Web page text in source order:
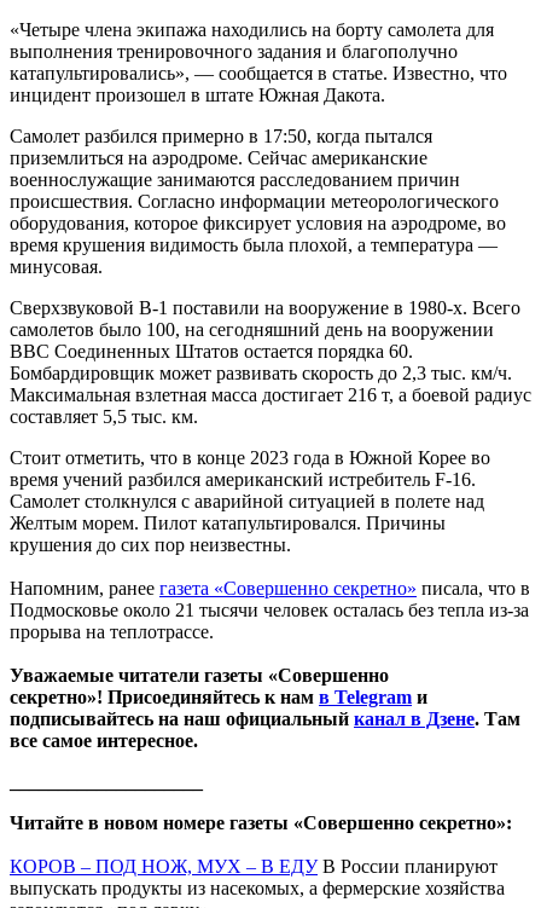
«Четыре члена экипажа находились на борту самолета для
выполнения тренировочного задания и благополучно
катапультировались», — сообщается в статье. Известно, что
инцидент произошел в штате Южная Дакота.
Самолет разбился примерно в 17:50, когда пытался
приземлиться на аэродроме. Сейчас американские
военнослужащие занимаются расследованием причин
происшествия. Согласно информации метеорологического
оборудования, которое фиксирует условия на аэродроме, во
время крушения видимость была плохой, а температура —
минусовая.
Сверхзвуковой B-1 поставили на вооружение в 1980-х. Всего
самолетов было 100, на сегодняшний день на вооружении
ВВС Соединенных Штатов остается порядка 60.
Бомбардировщик может развивать скорость до 2,3 тыс. км/ч.
Максимальная взлетная масса достигает 216 т, а боевой радиус
составляет 5,5 тыс. км.
Стоит отметить, что в конце 2023 года в Южной Корее во
время учений разбился американский истребитель F-16.
Самолет столкнулся с аварийной ситуацией в полете над
Желтым морем. Пилот катапультировался. Причины
крушения до сих пор неизвестны.
Напомним, ранее газета «Совершенно секретно» писала, что в
Подмосковье около 21 тысячи человек осталась без тепла из-за
прорыва на теплотрассе.
Уважаемые читатели газеты «Совершенно
секретно»! Присоединяйтесь к нам в Telegram и
подписывайтесь на наш официальный канал в Дзене. Там
все самое интересное.
Читайте в новом номере газеты «Совершенно секретно»:
КОРОВ – ПОД НОЖ, МУХ – В ЕДУВ России планируют
выпускать продукты из насекомых, а фермерские хозяйства